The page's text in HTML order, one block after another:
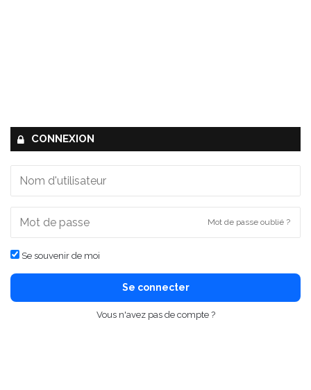
CONNEXION
Mot de passe oublié ?
Se souvenir de moi
Se connecter
Vous n'avez pas de compte ?